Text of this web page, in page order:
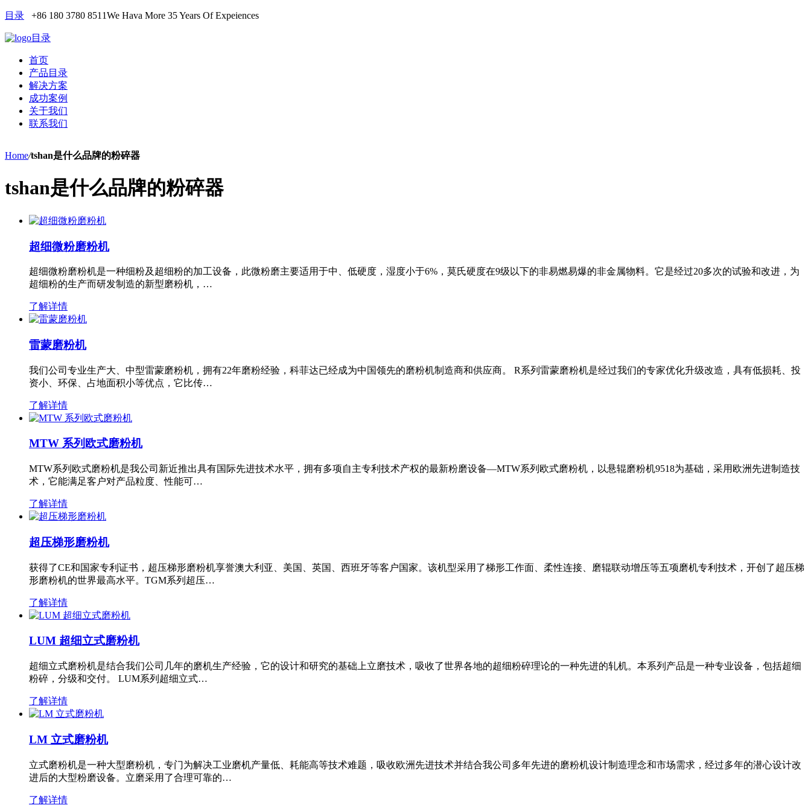
目录 +86 180 3780 8511We Hava More 35 Years Of Expeiences
目录
首页
产品目录
解决方案
成功案例
关于我们
联系我们
Home/tshan是什么品牌的粉碎器
tshan是什么品牌的粉碎器
超细微粉磨粉机
超细微粉磨粉机是一种细粉及超细粉的加工设备，此微粉磨主要适用于中、低硬度，湿度小于6%，莫氏硬度在9级以下的非易燃易爆的非金属物料。它是经过20多次的试验和改进，为
超细粉的生产而研发制造的新型磨粉机，…
了解详情
雷蒙磨粉机
我们公司专业生产大、中型雷蒙磨粉机，拥有22年磨粉经验，科菲达已经成为中国领先的磨粉机制造商和供应商。 R系列雷蒙磨粉机是经过我们的专家优化升级改造，具有低损耗、投
资小、环保、占地面积小等优点，它比传…
了解详情
MTW 系列欧式磨粉机
MTW系列欧式磨粉机是我公司新近推出具有国际先进技术水平，拥有多项自主专利技术产权的最新粉磨设备—MTW系列欧式磨粉机，以悬辊磨粉机9518为基础，采用欧洲先进制造技
术，它能满足客户对产品粒度、性能可…
了解详情
超压梯形磨粉机
获得了CE和国家专利证书，超压梯形磨粉机享誉澳大利亚、美国、英国、西班牙等客户国家。该机型采用了梯形工作面、柔性连接、磨辊联动增压等五项磨机专利技术，开创了超压梯
形磨粉机的世界最高水平。TGM系列超压…
了解详情
LUM 超细立式磨粉机
超细立式磨粉机是结合我们公司几年的磨机生产经验，它的设计和研究的基础上立磨技术，吸收了世界各地的超细粉碎理论的一种先进的轧机。本系列产品是一种专业设备，包括超细
粉碎，分级和交付。 LUM系列超细立式…
了解详情
LM 立式磨粉机
立式磨粉机是一种大型磨粉机，专门为解决工业磨机产量低、耗能高等技术难题，吸收欧洲先进技术并结合我公司多年先进的磨粉机设计制造理念和市场需求，经过多年的潜心设计改
进后的大型粉磨设备。立磨采用了合理可靠的…
了解详情